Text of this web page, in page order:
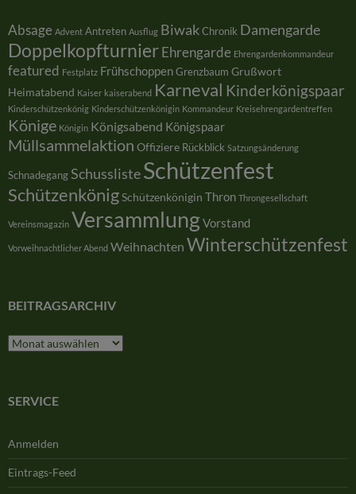
Absage Advent Antreten Ausflug BiwakChronik Damengarde
DoppelkopfturnierEhrengarde Ehrengardenkommandeur
featured Festplatz FrühschoppenGrenzbaum Grußwort
Heimatabend Kaiser kaiserabend Karneval Kinderkönigspaar
Kinderschützenkönig Kinderschützenkönigin Kommandeur Kreisehrengardentreffen
Könige Königin Königsabend Königspaar
Müllsammelaktion Offiziere Rückblick Satzungsänderung
SchnadegangSchusslisteSchützenfest
SchützenkönigSchützenkönigin Thron Throngesellschaft
Vereinsmagazin VersammlungVorstand
Vorweihnachtlicher Abend Weihnachten Winterschützenfest
BEITRAGSARCHIV
Beitragsarchiv
SERVICE
Anmelden
Eintrags-Feed